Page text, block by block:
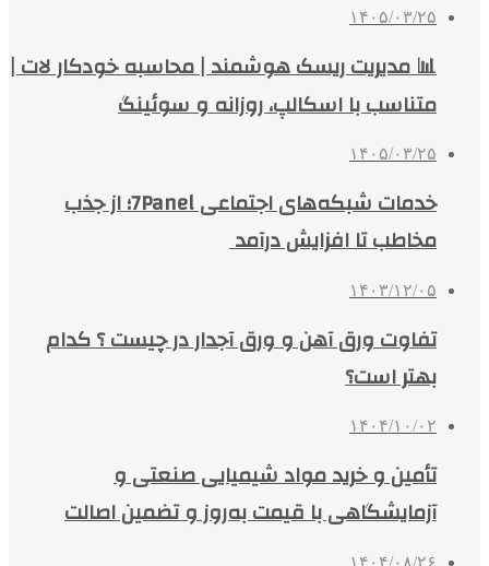
۱۴۰۵/۰۳/۲۵
📊 مدیریت ریسک هوشمند | محاسبه خودکار لات |
متناسب با اسکالپ، روزانه و سوئینگ
۱۴۰۵/۰۳/۲۵
خدمات شبکه‌های اجتماعی 7Panel؛ از جذب
مخاطب تا افزایش درآمد
۱۴۰۳/۱۲/۰۵
تفاوت ورق آهن و ورق آجدار در چیست ؟ کدام
بهتر است؟
۱۴۰۴/۱۰/۰۲
تأمین و خرید مواد شیمیایی صنعتی و
آزمایشگاهی با قیمت به‌روز و تضمین اصالت
۱۴۰۴/۰۸/۲۶